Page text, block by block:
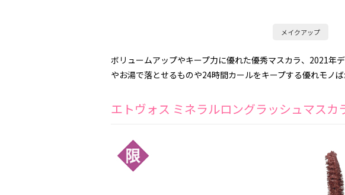
メイクアップ
ボリュームアップやキープ力に優れた優秀マスカラ、2021年
やお湯で落とせるものや24時間カールをキープする優れモノば
エトヴォス ミネラルロングラッシュマスカ